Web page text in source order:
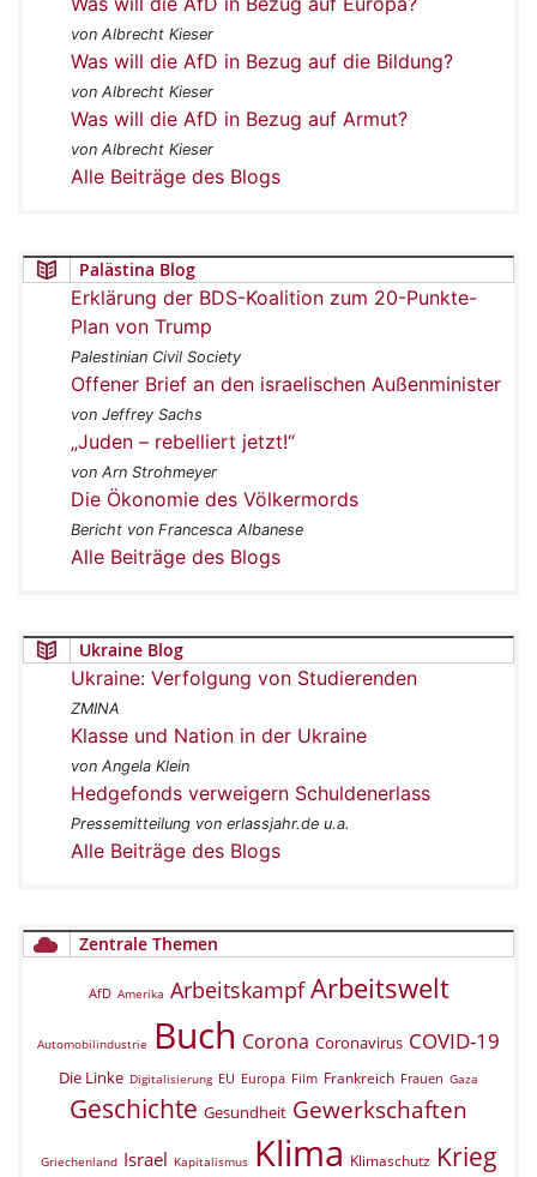
von Albrecht Kieser
Was will die AfD in Bezug auf die Bildung?
von Albrecht Kieser
Was will die AfD in Bezug auf Armut?
von Albrecht Kieser
Alle Beiträge des Blogs
Palästina Blog
Erklärung der BDS-Koalition zum 20-Punkte-
Plan von Trump
Palestinian Civil Society
Offener Brief an den israelischen Außenminister
von Jeffrey Sachs
„Juden – rebelliert jetzt!“
von Arn Strohmeyer
Die Ökonomie des Völkermords
Bericht von Francesca Albanese
Alle Beiträge des Blogs
Ukraine Blog
Ukraine: Verfolgung von Studierenden
ZMINA
Klasse und Nation in der Ukraine
von Angela Klein
Hedgefonds verweigern Schuldenerlass
Pressemitteilung von erlassjahr.de u.a.
Alle Beiträge des Blogs
Zentrale Themen
AfD Amerika Arbeitskampf Arbeitswelt
Automobilindustrie Buch Corona Coronavirus COVID-19
Die Linke Digitalisierung EU Europa Film Frankreich Frauen Gaza
Geschichte Gesundheit Gewerkschaften
Griechenland Israel Kapitalismus Klima Klimaschutz Krieg